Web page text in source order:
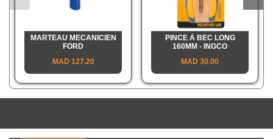
PINCE À BEC LONG
160MM - INGCO
30.00 MAD
MARTEAU MECANICIEN
FORD
127.20 MAD